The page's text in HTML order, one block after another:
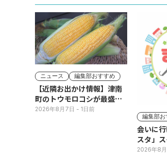
ニュース 編集部おすすめ
【近隣お出かけ情報】津南
町のトウモロコシが最盛
期！国道ロードサイドの直
2026年8月7日 - 1日前
編集部お
会いに
スタ」
日(火･祝
2026年8